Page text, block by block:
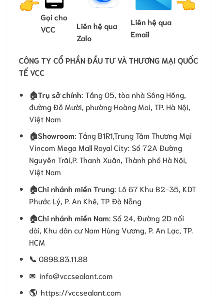
Gọi cho
VCC
Liên hệ qua
Zalo
Liên hệ qua
Email
CÔNG TY CỔ PHẦN ĐẦU TƯ VÀ THƯƠNG MẠI QUỐC
TẾ VCC
🏠Trụ sở chính: Tầng 05, tòa nhà Sông Hồng,
đường Đỗ Mười, phường Hoàng Mai, TP. Hà Nội,
Việt Nam
🏠Showroom: Tầng B1R1,Trung Tâm Thương Mại
Vincom Mega Mall Royal City: Số 72A Đường
Nguyễn Trãi,P. Thanh Xuân, Thành phố Hà Nội,
Việt Nam
🏠Chi nhánh miền Trung: Lô 67 Khu B2-35, KDT
Phước Lý, P. An Khê, TP Đà Nẵng
🏠Chi nhánh miền Nam: Số 24, Đường 2D nối
dài, Khu dân cư Nam Hùng Vương, P. An Lạc, TP.
HCM
📞 0898.83.11.88
✉ info@vccsealant.com
🌎 https://vccsealant.com